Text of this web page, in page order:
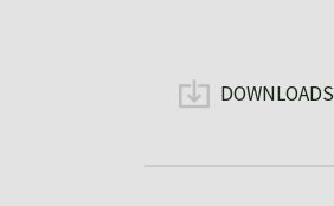
DOWNLOADS